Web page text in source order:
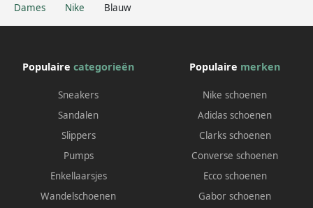
Dames Nike Blauw
Populaire categorieën
Sneakers
Sandalen
Slippers
Pumps
Enkellaarsjes
Wandelschoenen
Populaire merken
Nike schoenen
Adidas schoenen
Clarks schoenen
Converse schoenen
Ecco schoenen
Gabor schoenen